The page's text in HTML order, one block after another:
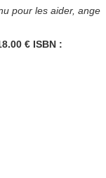
pour les aider, ange
€ ISBN :